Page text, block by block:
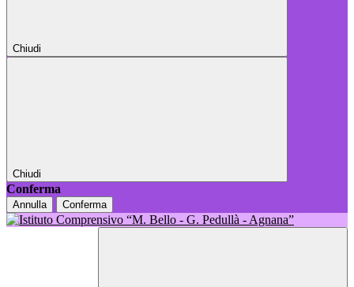
Chiudi
Chiudi
Conferma
Annulla Conferma